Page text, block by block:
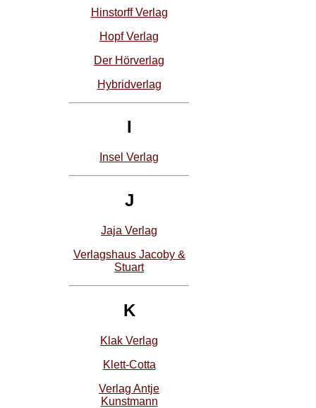
Hinstorff Verlag
Hopf Verlag
Der Hörverlag
Hybridverlag
I
Insel Verlag
J
Jaja Verlag
Verlagshaus Jacoby &
Stuart
K
Klak Verlag
Klett-Cotta
Verlag Antje
Kunstmann